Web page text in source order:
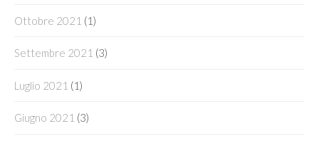
Ottobre 2021 (1)
Settembre 2021 (3)
Luglio 2021 (1)
Giugno 2021 (3)